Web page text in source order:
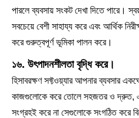
পারলে ব্যবসায় সংকট দেখা দিতে পারে।
সবচেয়ে বেশী সাহায্য করে এবং আর্থিক
করে গুরুত্বপূর্ণ ভূমিকা পালন করে।
১৬. উৎপাদনশীলতা বৃদ্ধি করে।
হিসাবরক্ষণ সফ্টওয়্যার আপনার ব্যবসার
কাজগুলোকে করে তোলে সহজতর ও দ্রুত,
সংগ্রহই করে না সেগুলোকে সংগঠিত করে